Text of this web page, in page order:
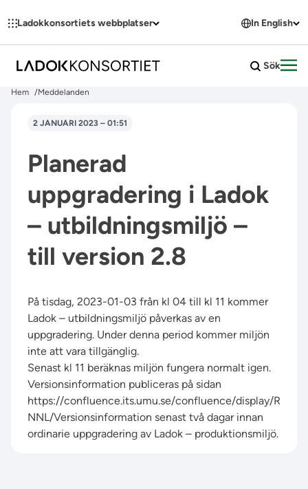
Ladokkonsortiets webbplatser In English
Sök
Hem Meddelanden
2 JANUARI 2023 – 01:51
Planerad
uppgradering i Ladok
– utbildningsmiljö –
till version 2.8
På tisdag, 2023-01-03 från kl 04 till kl 11 kommer
Ladok – utbildningsmiljö påverkas av en
uppgradering. Under denna period kommer miljön
inte att vara tillgänglig.
Senast kl 11 beräknas miljön fungera normalt igen.
Versionsinformation publiceras på sidan
https://confluence.its.umu.se/confluence/display/R
NNL/Versionsinformation senast två dagar innan
ordinarie uppgradering av Ladok – produktionsmiljö.